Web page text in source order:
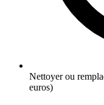
Nettoyer ou
euros)